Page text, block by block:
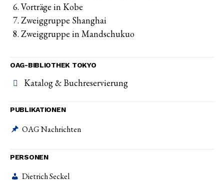
Vorträge in Kobe
Zweiggruppe Shanghai
Zweiggruppe in Mandschukuo
OAG-BIBLIOTHEK TOKYO
Katalog & Buchreservierung
PUBLIKATIONEN
OAG Nachrichten
PERSONEN
Dietrich Seckel